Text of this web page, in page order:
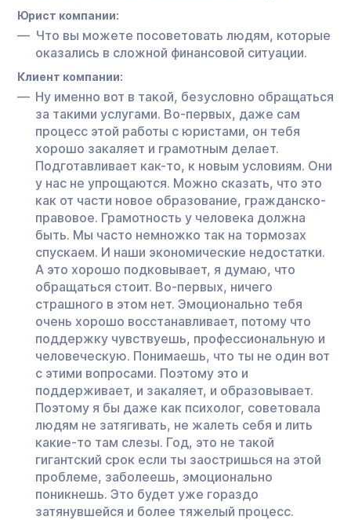
Юрист компании:
Что вы можете посоветовать людям, которые
оказались в сложной финансовой ситуации.
Клиент компании:
Ну именно вот в такой, безусловно обращаться
за такими услугами. Во-первых, даже сам
процесс этой работы с юристами, он тебя
хорошо закаляет и грамотным делает.
Подготавливает как-то, к новым условиям. Они
у нас не упрощаются. Можно сказать, что это
как от части новое образование, гражданско-
правовое. Грамотность у человека должна
быть. Мы часто немножко так на тормозах
спускаем. И наши экономические недостатки.
А это хорошо подковывает, я думаю, что
обращаться стоит. Во-первых, ничего
страшного в этом нет. Эмоционально тебя
очень хорошо восстанавливает, потому что
поддержку чувствуешь, профессиональную и
человеческую. Понимаешь, что ты не один вот
с этими вопросами. Поэтому это и
поддерживает, и закаляет, и образовывает.
Поэтому я бы даже как психолог, советовала
людям не затягивать, не жалеть себя и лить
какие-то там слезы. Год, это не такой
гигантский срок если ты заостришься на этой
проблеме, заболеешь, эмоционально
поникнешь. Это будет уже гораздо
затянувшейся и более тяжелый процесс.